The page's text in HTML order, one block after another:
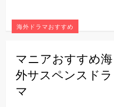
海外ドラマおすすめ
マニアおすすめ海
外サスペンスドラ
マ